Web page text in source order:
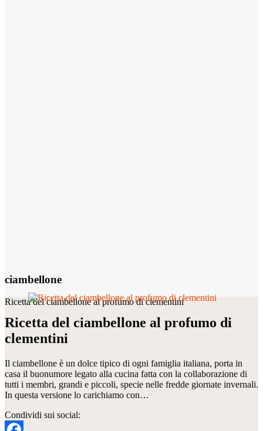
ciambellone
Ricetta del ciambellone al profumo di clementini
Ricetta del ciambellone al profumo di
clementini
Il ciambellone è un dolce tipico di ogni famiglia italiana, porta in
casa il buonumore legato alla cucina fatta con la collaborazione di
tutti i membri, grandi e piccoli, specie nelle fredde giornate invernali.
In questa versione lo carichiamo con…
Condividi sui social: